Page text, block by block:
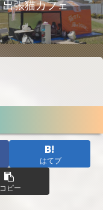
出張猫カフェ
はてブ
コピー